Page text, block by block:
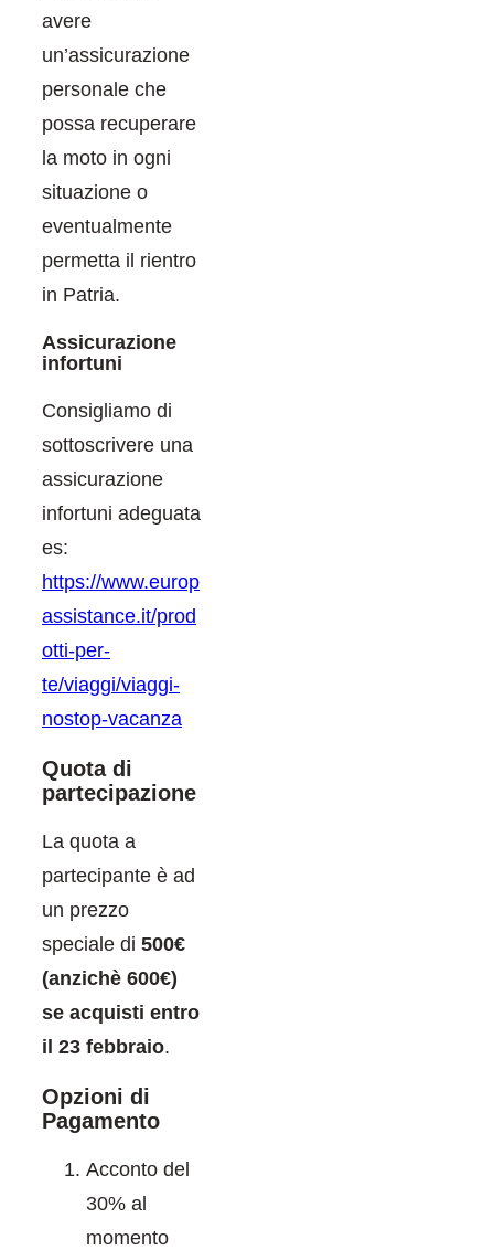
avere
un’assicurazione
personale che
possa recuperare
la moto in ogni
situazione o
eventualmente
permetta il rientro
in Patria.
Assicurazione
infortuni
Consigliamo di
sottoscrivere una
assicurazione
infortuni adeguata
es:
https://www.europ
assistance.it/prod
otti-per-
te/viaggi/viaggi-
nostop-vacanza
Quota di
partecipazione
La quota a
partecipante è ad
un prezzo
speciale di 500€
(anzichè 600€)
se acquisti entro
il 23 febbraio.
Opzioni di
Pagamento
Acconto del
30% al
momento